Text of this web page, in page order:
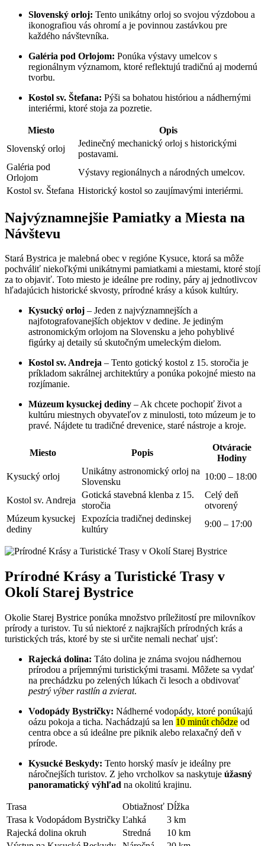
Slovenský orloj: Tento unikátny orloj so svojou výzdobou a
ikonografiou vás ohromí a je povinnou zastávkou pre
každého návštevníka.
Galéria pod Orlojom: Ponúka výstavy umelcov s
regionálnym významom, ktoré reflektujú tradičnú aj modernú
tvorbu.
Kostol sv. Štefana: Pýši sa bohatou históriou a nádhernými
interiérmi, ktoré stoja za pozretie.
Miesto
Opis
Slovenský orloj
Jedinečný mechanický orloj s historickými
postavami.
Galéria pod
Orlojom
Výstavy regionálnych a národných umelcov.
Kostol sv. Štefana Historický kostol so zaujímavými interiérmi.
Najvýznamnejšie Pamiatky a Miesta na
Návštevu
Stará Bystrica je malebná obec v regióne Kysuce, ktorá sa môže
pochváliť niekoľkými unikátnymi pamiatkami a miestami, ktoré stojí
za to objaviť. Toto miesto je ideálne pre rodiny, páry aj jednotlivcov
hľadajúcich historické skvosty, prírodné krásy a kúsok kultúry.
Kysucký orloj – Jeden z najvýznamnejších a
najfotografovanejších objektov v dedine. Je jediným
astronomickým orlojom na Slovensku a jeho pohyblivé
figúrky aj detaily sú skutočným umeleckým dielom.
Kostol sv. Andreja – Tento gotický kostol z 15. storočia je
príkladom sakrálnej architektúry a ponúka pokojné miesto na
rozjímanie.
Múzeum kysuckej dediny – Ak chcete pochopiť život a
kultúru miestnych obyvateľov z minulosti, toto múzeum je to
pravé. Nájdete tu tradičné drevenice, staré nástroje a kroje.
Miesto Popis
Otváracie
Hodiny
Kysucký orloj
Unikátny astronomický orloj na
Slovensku
10:00 – 18:00
Kostol sv. Andreja
Gotická stavebná klenba z 15.
storočia
Celý deň
otvorený
Múzeum kysuckej
dediny
Expozícia tradičnej dedinskej
kultúry
9:00 – 17:00
Prírodné Krásy a Turistické Trasy v
Okolí Starej Bystrice
Okolie Starej Bystrice ponúka množstvo príležitostí pre milovníkov
prírody a turistov. Tu sú niektoré z najkrajších prírodných krás a
turistických trás, ktoré by ste si určite nemali nechať ujsť:
Rajecká dolina: Táto dolina je známa svojou nádhernou
prírodou a príjemnými turistickými trasami. Môžete sa vydať
na prechádzku po zelených lúkach či lesoch a obdivovať
pestrý výber rastlín a zvierat.
Vodopády Bystričky: Nádherné vodopády, ktoré ponúkajú
oázu pokoja a ticha. Nachádzajú sa len 10 minút chôdze od
centra obce a sú ideálne pre piknik alebo relaxačný deň v
prírode.
Kysucké Beskydy: Tento horský masív je ideálny pre
náročnejších turistov. Z jeho vrcholkov sa naskytuje úžasný
panoramatický výhľad na okolitú krajinu.
Trasa Obtiažnosť Dĺžka
Trasa k Vodopádom Bystričky Ľahká
3 km
Rajecká dolina okruh
Stredná
10 km